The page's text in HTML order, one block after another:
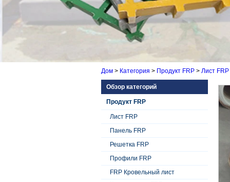
Дом> Категория > Продукт FRP> Лист FRP
Обзор категорий
Продукт FRP
Лист FRP
Панель FRP
Решетка FRP
Профили FRP
FRP Кровельный лист